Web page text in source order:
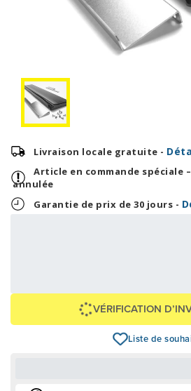
Livraison locale gratuite -
Article en commande spéciale
annulée
Garantie de prix de 30 jours -
VÉRIFICATION
Liste de